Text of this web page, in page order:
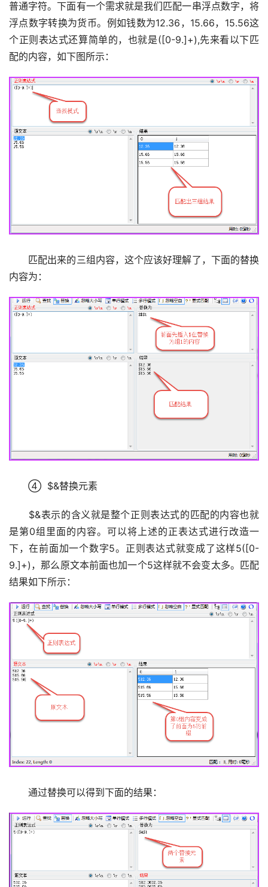
普通字符。下面有一个需求就是我们匹配一串浮点数字，将
浮点数字转换为货币。例如钱数为12.36，15.66，15.56这
个正则表达式还算简单的，也就是([0-9.]+),先来看以下匹
配的内容，如下图所示：
匹配出来的三组内容，这个应该好理解了，下面的替换
内容为：
④  $&替换元素
$&表示的含义就是整个正则表达式的匹配的内容也就
是第0组里面的内容。可以将上述的正表达式进行改造一
下，在前面加一个数字5。正则表达式就变成了这样5([0-
9.]+)，那么原文本前面也加一个5这样就不会变太多。匹配
结果如下所示：
通过替换可以得到下面的结果：